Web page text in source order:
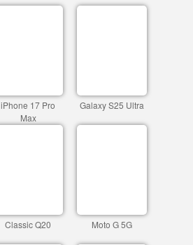
iPhone 17 Pro
Max
Galaxy S25 Ultra
Classic Q20 Moto G 5G